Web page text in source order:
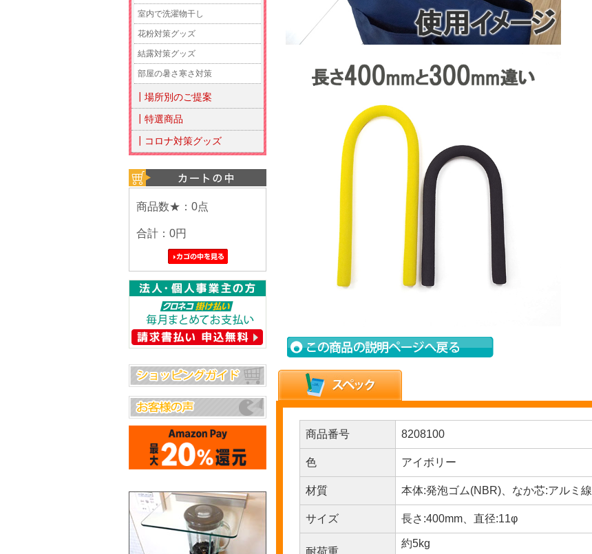
室内で洗濯物干し
花粉対策グッズ
結露対策グッズ
部屋の暑さ寒さ対策
┃場所別のご提案
┃特選商品
┃コロナ対策グッズ
商品数★：0点
合計： 0円
商品番号 8208100
色 アイボリー
材質 本体:発泡ゴム(NBR)、なか芯:アルミ線
サイズ 長さ:400mm、直径:11φ
耐荷重
約5kg